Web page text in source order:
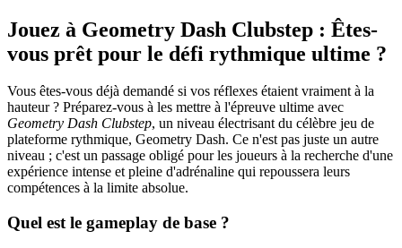
Jouez à Geometry Dash Clubstep : Êtes-
vous prêt pour le défi rythmique ultime ?
Vous êtes-vous déjà demandé si vos réflexes étaient vraiment à la
hauteur ? Préparez-vous à les mettre à l'épreuve ultime avec
Geometry Dash Clubstep, un niveau électrisant du célèbre jeu de
plateforme rythmique, Geometry Dash. Ce n'est pas juste un autre
niveau ; c'est un passage obligé pour les joueurs à la recherche d'une
expérience intense et pleine d'adrénaline qui repoussera leurs
compétences à la limite absolue.
Quel est le gameplay de base ?